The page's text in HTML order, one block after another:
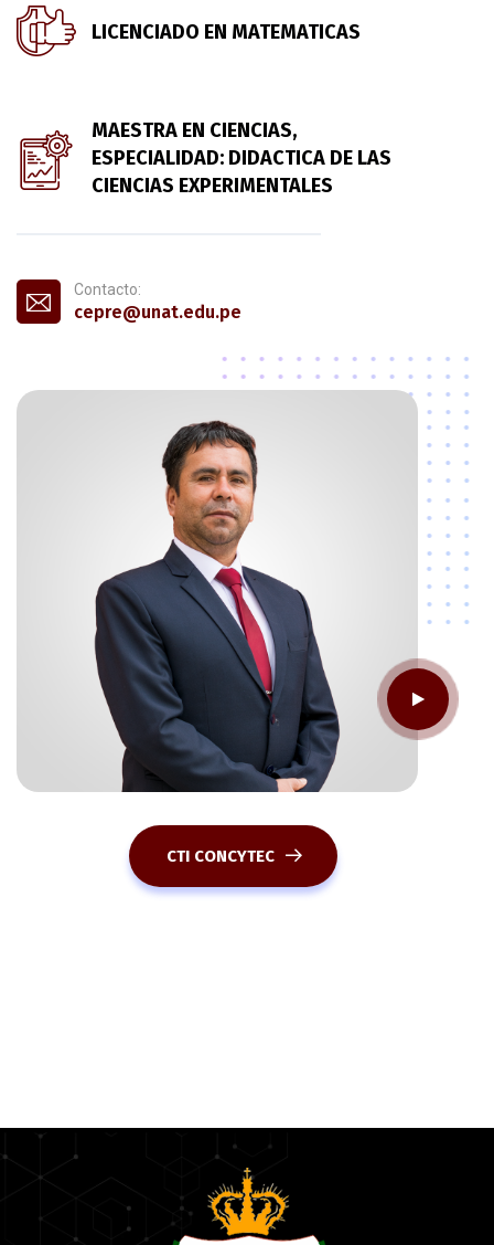
LICENCIADO EN MATEMATICAS
MAESTRA EN CIENCIAS,
ESPECIALIDAD: DIDACTICA DE LAS
CIENCIAS EXPERIMENTALES
Contacto:
cepre@unat.edu.pe
CTI CONCYTEC